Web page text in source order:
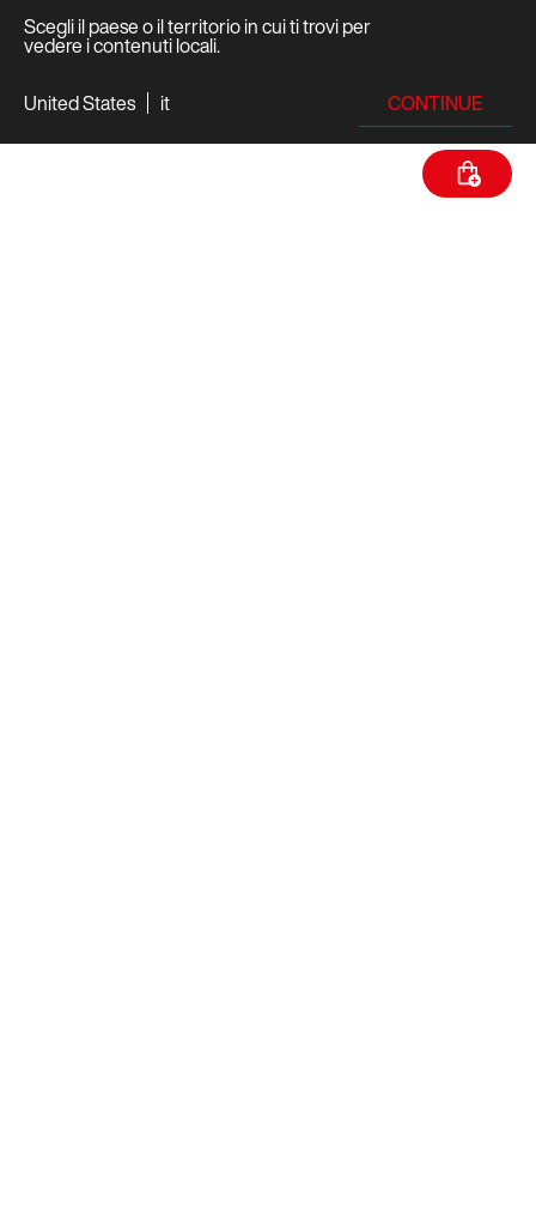
Scegli il paese o il territorio in cui ti trovi per
vedere i contenuti locali.
United States
it CONTINUE